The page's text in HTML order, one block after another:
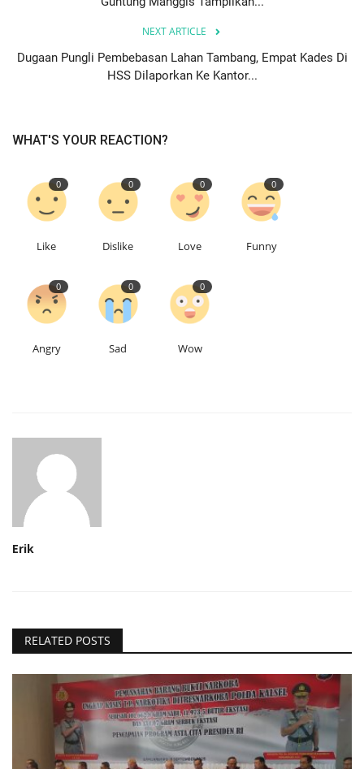
NEXT ARTICLE
Dugaan Pungli Pembebasan Lahan Tambang, Empat Kades Di
HSS Dilaporkan Ke Kantor...
WHAT'S YOUR REACTION?
0
Like
0
Dislike
0
Love
0
Funny
0
Angry
0
Sad
0
Wow
Erik
RELATED POSTS